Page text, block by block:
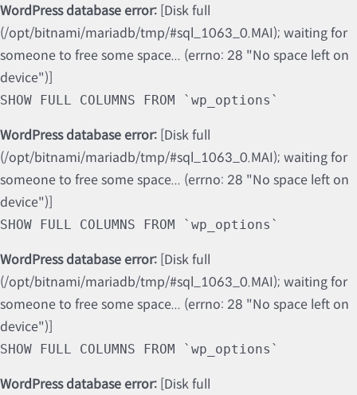
WordPress database error: [Disk full
(/opt/bitnami/mariadb/tmp/#sql_1063_0.MAI); waiting for
someone to free some space... (errno: 28 "No space left on
device")]
SHOW FULL COLUMNS FROM `wp_options`
WordPress database error: [Disk full
(/opt/bitnami/mariadb/tmp/#sql_1063_0.MAI); waiting for
someone to free some space... (errno: 28 "No space left on
device")]
SHOW FULL COLUMNS FROM `wp_options`
WordPress database error: [Disk full
(/opt/bitnami/mariadb/tmp/#sql_1063_0.MAI); waiting for
someone to free some space... (errno: 28 "No space left on
device")]
SHOW FULL COLUMNS FROM `wp_options`
WordPress database error: [Disk full